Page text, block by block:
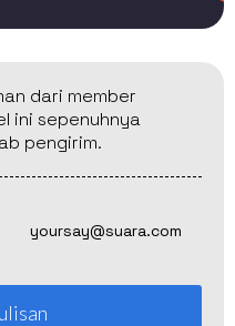
dari member
ini sepenuhnya
pengirim.
yoursay@suara.com